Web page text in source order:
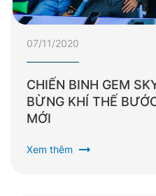
07/11/2020
CHIẾN BINH GEM
BỪNG KHÍ THẾ
MỚI
Xem thêm arrow_right_alt